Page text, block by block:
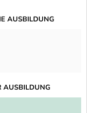
AUSBILDUNG
AUSBILDUNG